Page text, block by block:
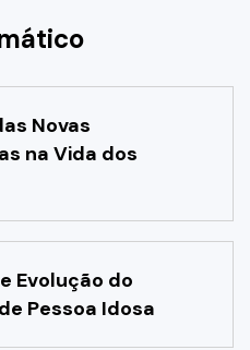
Novas
na Vida dos
Evolução do
Pessoa Idosa